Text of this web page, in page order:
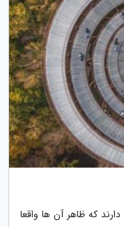
که ظاهر آن ها واقعا